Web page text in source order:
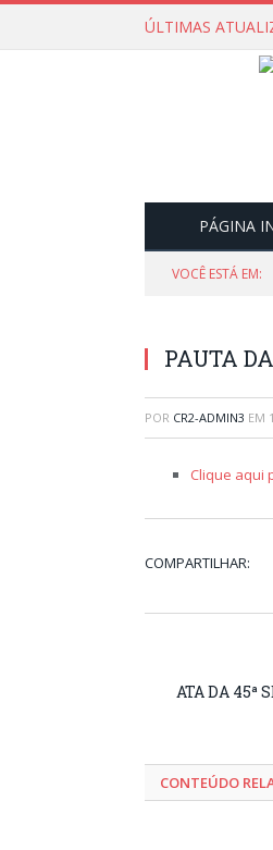
ÚLTIMAS
PÁGINA
VOCÊ ESTÁ EM:
PAUTA
POR CR2-ADMIN3 EM
Clique aqui
COMPARTILHAR:
ATA DA 45ª
CONTEÚDO